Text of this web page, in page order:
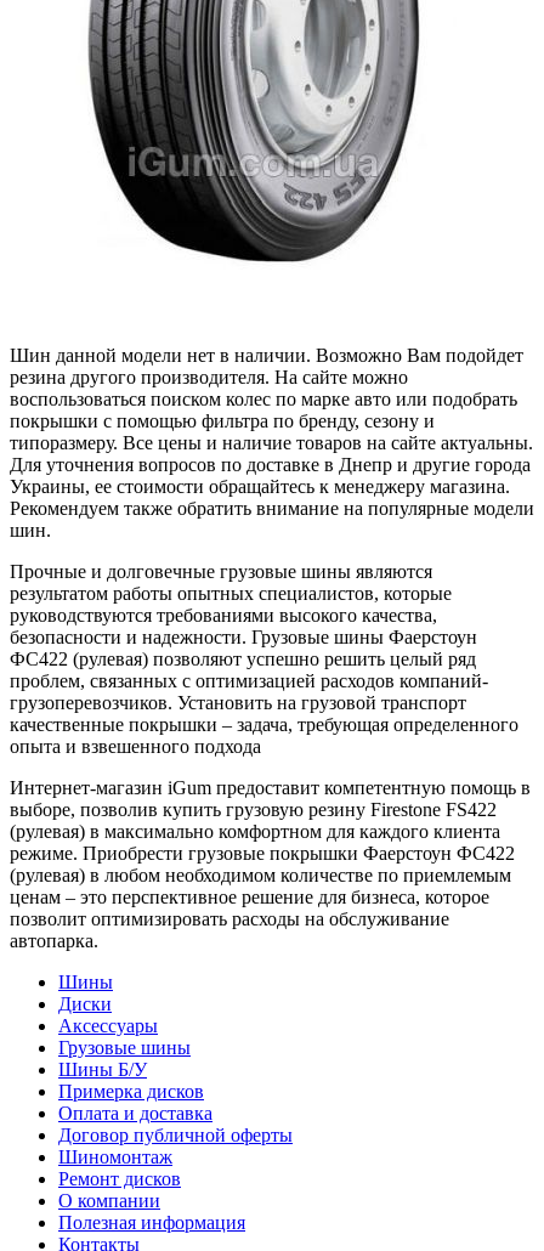
Шин данной модели нет в наличии. Возможно Вам подойдет
резина другого производителя. На сайте можно
воспользоваться поиском колес по марке авто или подобрать
покрышки с помощью фильтра по бренду, сезону и
типоразмеру. Все цены и наличие товаров на сайте актуальны.
Для уточнения вопросов по доставке в Днепр и другие города
Украины, ее стоимости обращайтесь к менеджеру магазина.
Рекомендуем также обратить внимание на популярные модели
шин.
Прочные и долговечные грузовые шины являются
результатом работы опытных специалистов, которые
руководствуются требованиями высокого качества,
безопасности и надежности. Грузовые шины Фаерстоун
ФС422 (рулевая) позволяют успешно решить целый ряд
проблем, связанных с оптимизацией расходов компаний-
грузоперевозчиков. Установить на грузовой транспорт
качественные покрышки – задача, требующая определенного
опыта и взвешенного подхода
Интернет-магазин iGum предоставит компетентную помощь в
выборе, позволив купить грузовую резину Firestone FS422
(рулевая) в максимально комфортном для каждого клиента
режиме. Приобрести грузовые покрышки Фаерстоун ФС422
(рулевая) в любом необходимом количестве по приемлемым
ценам – это перспективное решение для бизнеса, которое
позволит оптимизировать расходы на обслуживание
автопарка.
Шины
Диски
Аксессуары
Грузовые шины
Шины Б/У
Примерка дисков
Оплата и доставка
Договор публичной оферты
Шиномонтаж
Ремонт дисков
О компании
Полезная информация
Контакты